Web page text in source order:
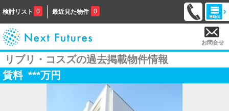
検討リスト 0 最近見た物件 0
お問合せ
リブリ・コスズの過去掲載物件情報
賃料 ***万円